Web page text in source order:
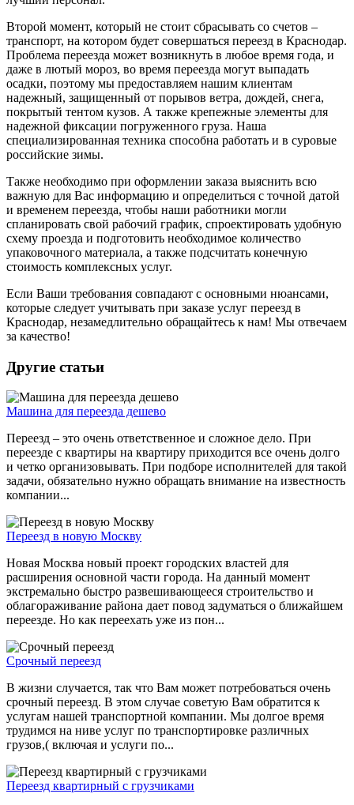
Второй момент, который не стоит сбрасывать со счетов –
транспорт, на котором будет совершаться переезд в Краснодар.
Проблема переезда может возникнуть в любое время года, и
даже в лютый мороз, во время переезда могут выпадать
осадки, поэтому мы предоставляем нашим клиентам
надежный, защищенный от порывов ветра, дождей, снега,
покрытый тентом кузов. А также крепежные элементы для
надежной фиксации погруженного груза. Наша
специализированная техника способна работать и в суровые
российские зимы.
Также необходимо при оформлении заказа выяснить всю
важную для Вас информацию и определиться с точной датой
и временем переезда, чтобы наши работники могли
спланировать свой рабочий график, спроектировать удобную
схему проезда и подготовить необходимое количество
упаковочного материала, а также подсчитать конечную
стоимость комплексных услуг.
Если Ваши требования совпадают с основными нюансами,
которые следует учитывать при заказе услуг переезд в
Краснодар, незамедлительно обращайтесь к нам! Мы отвечаем
за качество!
Другие статьи
Машина для переезда дешево
Переезд – это очень ответственное и сложное дело. При
переезде с квартиры на квартиру приходится все очень долго
и четко организовывать. При подборе исполнителей для такой
задачи, обязательно нужно обращать внимание на известность
компании...
Переезд в новую Москву
Новая Москва новый проект городских властей для
расширения основной части города. На данный момент
экстремально быстро развешивающееся строительство и
облагораживание района дает повод задуматься о ближайшем
переезде. Но как переехать уже из пон...
Срочный переезд
В жизни случается, так что Вам может потребоваться очень
срочный переезд. В этом случае советую Вам обратится к
услугам нашей транспортной компании. Мы долгое время
трудимся на ниве услуг по транспортировке различных
грузов,( включая и услуги по...
Переезд квартирный с грузчиками